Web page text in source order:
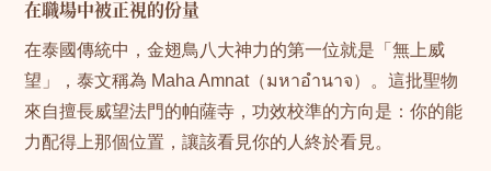
在職場中被正視的份量
在泰國傳統中，金翅鳥八大神力的第一位就是「無上威
望」，泰文稱為 Maha Amnat（มหาอำนาจ）。這批聖物
來自擅長威望法門的帕薩寺，功效校準的方向是：你的能
力配得上那個位置，讓該看見你的人終於看見。